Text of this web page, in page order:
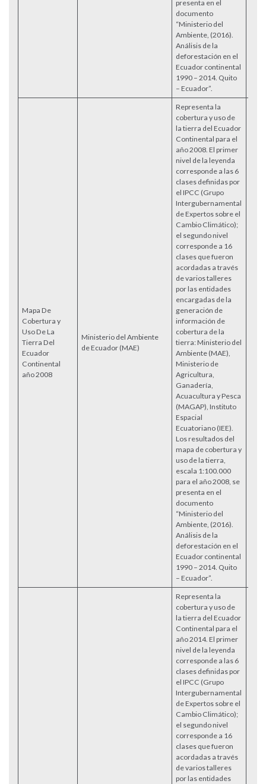
presenta en el
documento
“Ministerio del
Ambiente, (2016).
Análisis de la
deforestación en el
Ecuador continental
1990 – 2014. Quito
– Ecuador”.
Mapa De
Cobertura y
Uso De La
Tierra Del
Ecuador
Continental
año 2008
Ministerio del Ambiente
de Ecuador (MAE)
Representa la
cobertura y uso de
la tierra del Ecuador
Continental para el
año 2008. El primer
nivel de la leyenda
corresponde a las 6
clases definidas por
el IPCC (Grupo
Intergubernamental
de Expertos sobre el
Cambio Climático);
el segundo nivel
corresponde a 16
clases que fueron
acordadas a través
de varios talleres
por las entidades
encargadas de la
generación de
información de
cobertura de la
tierra: Ministerio del
Ambiente (MAE),
Ministerio de
Agricultura,
Ganadería,
Acuacultura y Pesca
(MAGAP), Instituto
Espacial
Ecuatoriano (IEE).
Los resultados del
mapa de cobertura y
uso de la tierra,
escala 1:100.000
para el año 2008, se
presenta en el
documento
“Ministerio del
Ambiente, (2016).
Análisis de la
deforestación en el
Ecuador continental
1990 – 2014. Quito
– Ecuador”.
Representa la
cobertura y uso de
la tierra del Ecuador
Continental para el
año 2014. El primer
nivel de la leyenda
corresponde a las 6
clases definidas por
el IPCC (Grupo
Intergubernamental
de Expertos sobre el
Cambio Climático);
el segundo nivel
corresponde a 16
clases que fueron
acordadas a través
de varios talleres
por las entidades